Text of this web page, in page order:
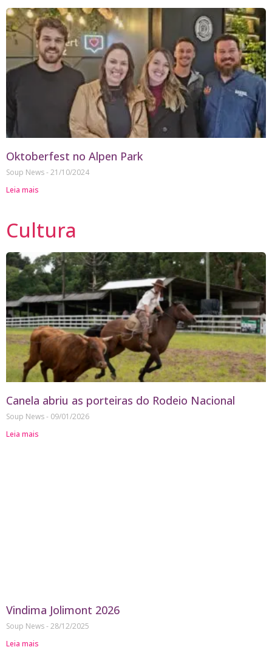
Oktoberfest no Alpen Park
Soup News 21/10/2024
Leia mais
Cultura
Canela abriu as porteiras do Rodeio Nacional
Soup News
09/01/2026
Leia mais
Vindima Jolimont 2026
Soup News 28/12/2025
Leia mais